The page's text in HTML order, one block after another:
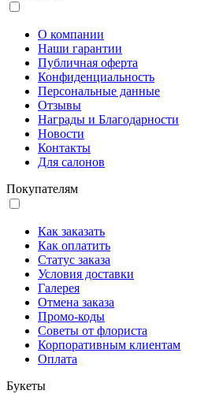
О компании
Наши гарантии
Публичная оферта
Конфиденциальность
Персональные данные
Отзывы
Награды и Благодарности
Новости
Контакты
Для салонов
Покупателям
Как заказать
Как оплатить
Статус заказа
Условия доставки
Галерея
Отмена заказа
Промо-коды
Советы от флориста
Корпоративным клиентам
Оплата
Букеты